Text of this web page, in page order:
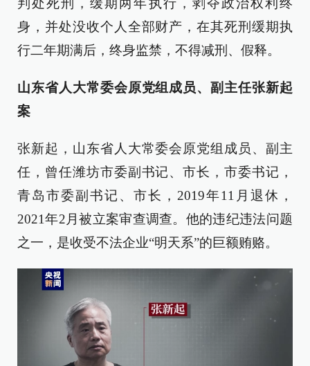
身，并处没收个人全部财产，在其死刑缓期执
行二年期满后，终身监禁，不得减刑、假释。
山东省人大常委会原党组成员、副主任张新起
案
张新起，山东省人大常委会原党组成员、副主
任，曾任潍坊市委副书记、市长，市委书记，
青岛市委副书记、市长，2019年11月退休，
2021年2月被立案审查调查。他的违纪违法问题
之一，是收受不法企业“明天系”的巨额贿赂。